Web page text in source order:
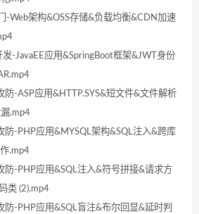
-Web架构&OSS存储&负载均衡&CDN加速
-JavaEE应用&SpringBoot框架&JWT身份
-ASP应用&HTTP.SYS&短文件&文件解析
.mp4
-PHP应用&MYSQL架构&SQL注入&跨库
.mp4
-PHP应用&SQL注入&符号拼接&请求方
类 (2).mp4
-PHP应用&SQL盲注&布尔回显&延时判